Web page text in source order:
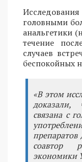
головными
анальгетики
течение
случаев
беспокойных
«В этом
доказали,
связана с
препаратов
соавтор
экономики